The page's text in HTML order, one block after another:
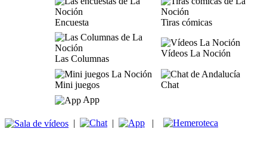
Encuesta Tiras cómicas
Las Columnas
Vídeos La Noción
Mini juegos
Chat
App
| | |